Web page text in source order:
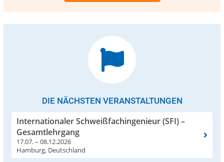
DIE NÄCHSTEN VERANSTALTUNGEN
Internationaler Schweißfachingenieur (SFI) –
Gesamtlehrgang
17.07. – 08.12.2026
Hamburg, Deutschland